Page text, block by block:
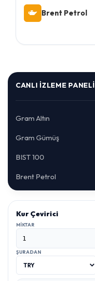
Brent Petrol
CANLI İZLEME PANELI
Gram Altın
Gram Gümüş
BIST 100
Brent Petrol
Kur Çevirici
MIKTAR
ŞURADAN